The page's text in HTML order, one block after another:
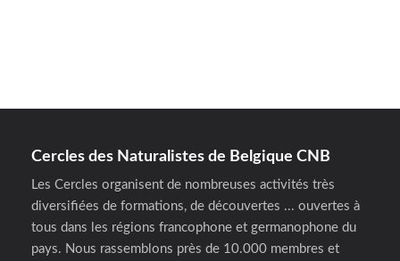
Cercles des Naturalistes de Belgique CNB
Les Cercles organisent de nombreuses activités très
diversifiées de formations, de découvertes ... ouvertes à
tous dans les régions francophone et germanophone du
pays. Nous rassemblons près de 10.000 membres et